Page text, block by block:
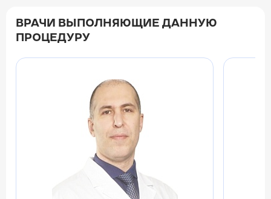
ВРАЧИ ВЫПОЛНЯЮЩИЕ ДАННУЮ
ПРОЦЕДУРУ